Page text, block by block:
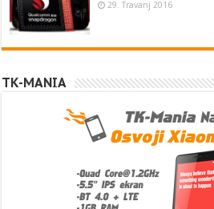
29. Travanj 2016
TK-MANIA